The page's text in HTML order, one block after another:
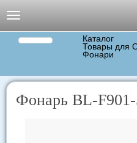
Навигация
Каталог
Товары для
Фонари
Фонарь BL-